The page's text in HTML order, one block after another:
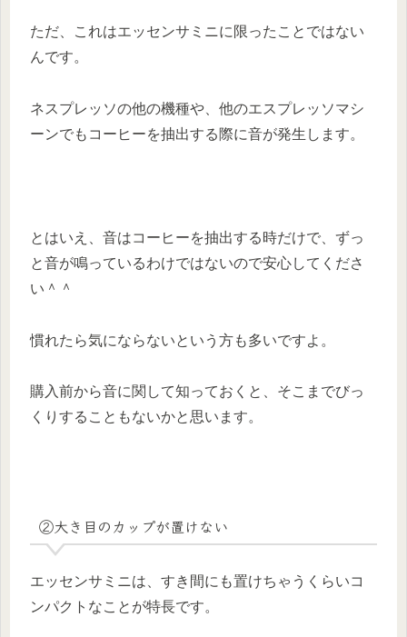
ただ、これはエッセンサミニに限ったことではない
んです。
ネスプレッソの他の機種や、他のエスプレッソマシ
ーンでもコーヒーを抽出する際に音が発生します。
とはいえ、音はコーヒーを抽出する時だけで、ずっ
と音が鳴っているわけではないので安心してくださ
い＾＾
慣れたら気にならないという方も多いですよ。
購入前から音に関して知っておくと、そこまでびっ
くりすることもないかと思います。
②大き目のカップが置けない
エッセンサミニは、すき間にも置けちゃうくらいコ
ンパクトなことが特長です。